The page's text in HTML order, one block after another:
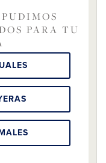
PARA TU